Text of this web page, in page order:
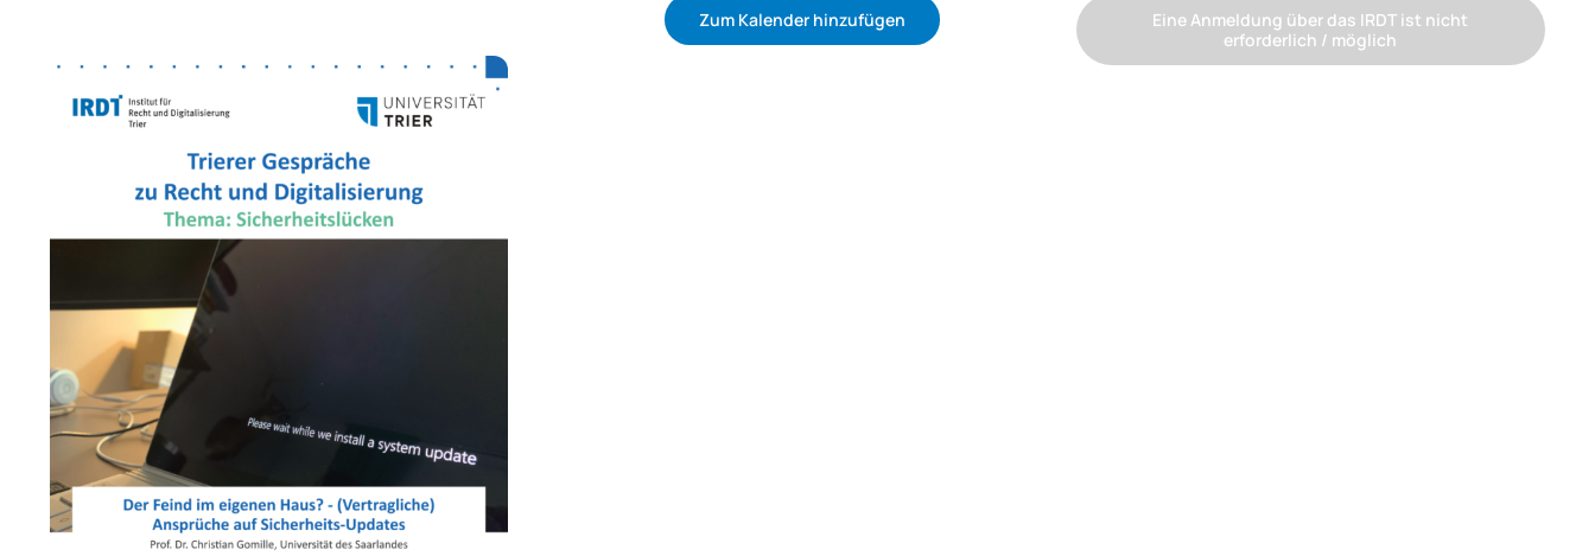
Zum Kalender hinzufügen
Eine Anmeldung über das IRDT ist nicht
erforderlich / möglich